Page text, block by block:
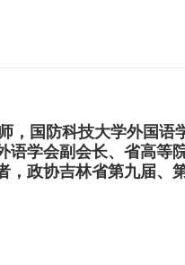
，国防科技大学外国
语学会副会长、省高等
，政协吉林省第九届、